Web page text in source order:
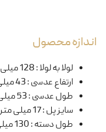
اندازه محصول
لولا به لولا:128 میلی متر
ارتفاع عدسی:43 میلی متر
طول عدسی:53 میلی متر
سایز پل:17 میلی متر
طول دسته:130 میلی متر